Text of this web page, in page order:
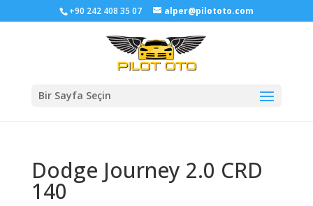
+90 242 408 35 07 alper@pilototo.com
Bir Sayfa Seçin
Dodge Journey 2.0 CRD
140